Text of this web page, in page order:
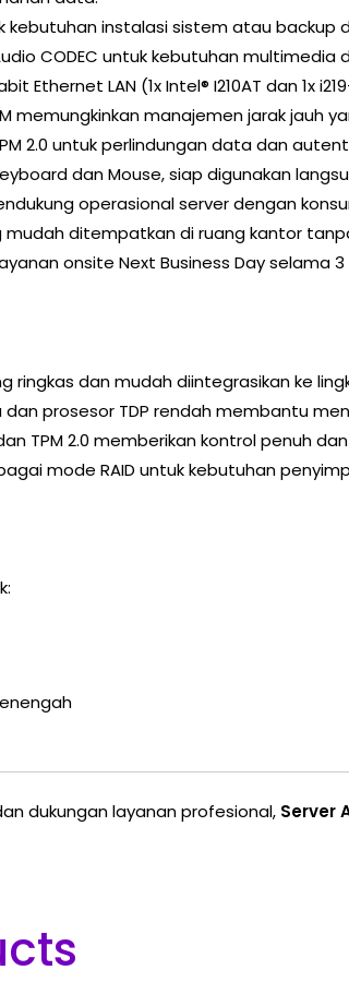
kebutuhan instalasi sistem atau backup
CODEC untuk kebutuhan multimedia
Ethernet LAN (1x Intel® I210AT dan 1x
memungkinkan manajemen jarak jauh
2.0 untuk perlindungan data dan
dan Mouse, siap digunakan
operasional server dengan
mudah ditempatkan di ruang kantor
onsite Next Business Day
ringkas dan mudah diintegrasikan ke
dan prosesor TDP rendah membantu
TPM 2.0 memberikan kontrol penuh
mode RAID untuk kebutuhan
dukungan layanan profesional, Server